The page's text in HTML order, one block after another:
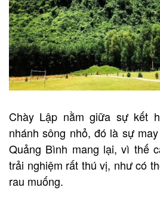
Chày Lập nằm giữa sự kết
nhánh sông nhỏ, đó là sự
Quảng Bình mang lại, vì thế
trải nghiệm rất thú vị, như có
rau muống.